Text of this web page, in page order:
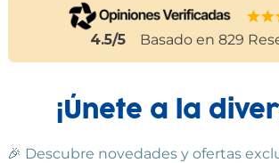
4.5/5 Basado en 829
¡Únete a la
🎉 Descubre novedades y ofertas